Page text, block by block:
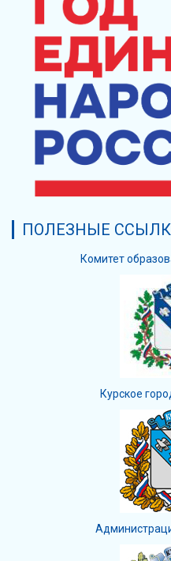
ПОЛЕЗНЫЕ
Комитет
Курское